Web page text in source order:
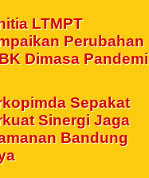
LTMPT
Perubahan
Dimasa Pandemi
Sepakat
Sinergi Jaga
Bandung